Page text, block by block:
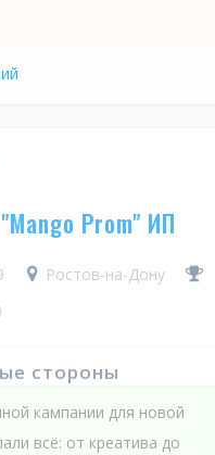
Prom" ИП
Ростов-на-Дону
стороны
кампании для новой
всё: от креатива до